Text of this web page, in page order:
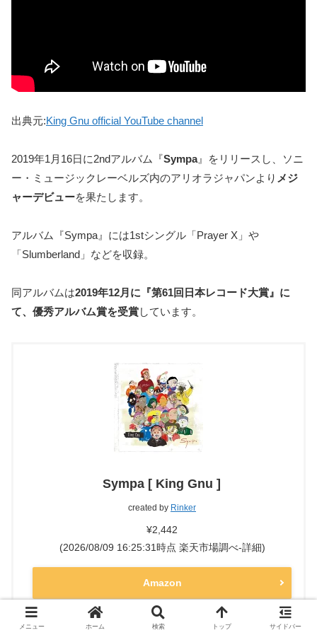
出典元:King Gnu official YouTube channel
2019年1月16日に2ndアルバム『Sympa』をリリースし、ソニ
ー・ミュージックレーベルズ内のアリオラジャパンより メジ
ャーデビューを果たします。
アルバム『Sympa』には1stシングル「Prayer X」や
「Slumberland」などを収録。
同アルバムは2019年12月に『第61回日本レコード大賞』に
て、優秀アルバム賞を受賞しています。
Sympa [ King Gnu ]
created by Rinker
¥2,442
(2026/08/09 16:25:31時点 楽天市場調べ-詳細)
Amazon
楽天市場
メニュー ホーム 検索 トップ サイドバー